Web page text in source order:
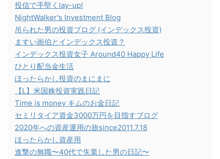
投信で手堅くlay-up!
NightWalker's Investment Blog
吊られた男の投資ブログ (インデックス投資)
ますい画伯とインデックス投資？
インデックス投資女子 Around40 Happy Life
ひとり配当金生活
ほったらかし投資のまにまに
【L】米国株投資実践日記
Time is money キムのお金日記
セミリタイア資金3000万円を目指すブログ
2020年への資産運用の旅since2011.7.18
ほったらかし資産用
進撃の無職〜40代で失業した男の日記〜